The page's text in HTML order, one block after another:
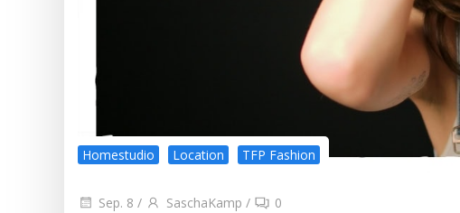
Homestudio Location TFP Fashion
Sep. 8 / SaschaKamp / 0